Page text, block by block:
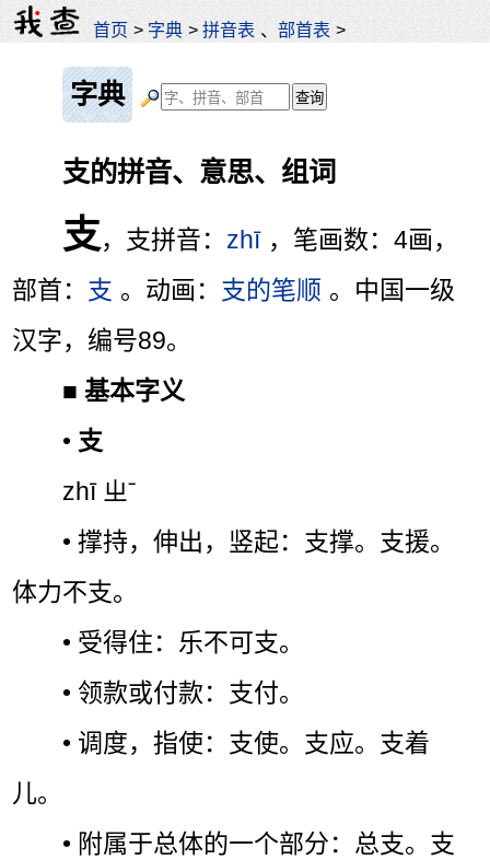
首页 > 字典 >拼音表 、部首表 >
字典
支的拼音、意思、组词
支，支拼音： zhī ，笔画数：4画，
部首： 支 。动画： 支的笔顺 。中国一级
汉字，编号89。
■基本字义
• 支
zhī ㄓˉ
• 撑持，伸出，竖起：支撑。支援。
体力不支。
• 受得住：乐不可支。
• 领款或付款：支付。
• 调度，指使：支使。支应。支着
儿。
• 附属于总体的一个部分：总支。支